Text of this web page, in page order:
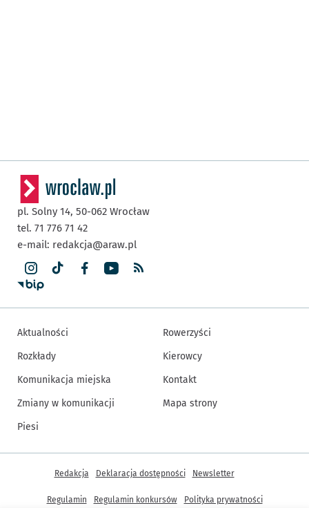
pl. Solny 14, 50-062 Wrocław
tel. 71 776 71 42
e-mail: redakcja@araw.pl
Aktualności
Rozkłady
Komunikacja miejska
Zmiany w komunikacji
Piesi
Rowerzyści
Kierowcy
Kontakt
Mapa strony
Inne informacje
Redakcja Deklaracja dostępności Newsletter
Regulamin Regulamin konkursów Polityka prywatności